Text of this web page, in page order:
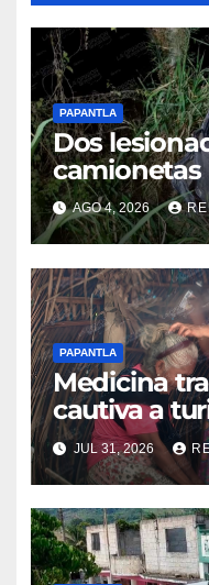
PAPANTLA
Dos
camionetas
AGO 4, 2026
PAPANTLA
Medicina
cautiva a
JUL 31, 2026